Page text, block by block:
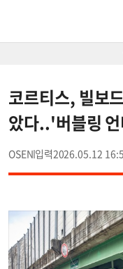
코르티스, 빌보
았다..'버블링
OSEN 2026.05.12